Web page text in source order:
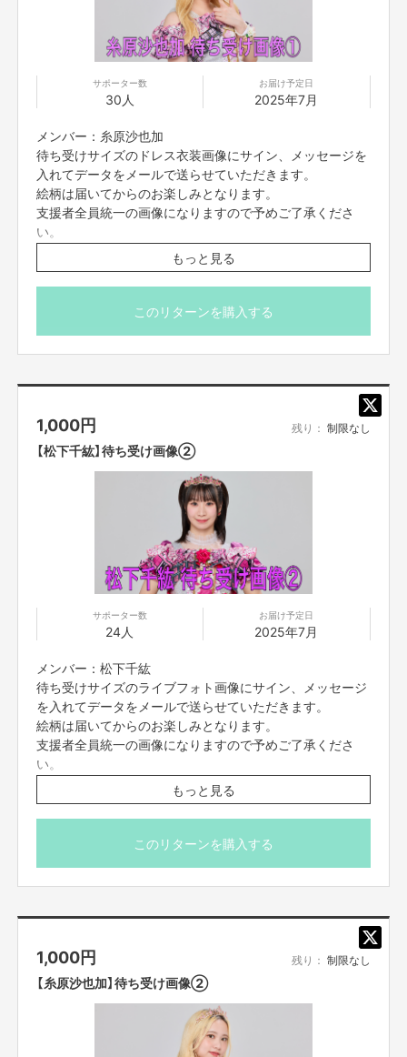
サポーター数
30人
お届け予定日
2025年7月
メンバー：糸原沙也加
待ち受けサイズのドレス衣装画像にサイン、メッセージを
入れてデータをメールで送らせていただきます。
絵柄は届いてからのお楽しみとなります。
支援者全員統一の画像になりますので予めご了承くださ
い。
※7/10(木)23:59締切
※プロジェクト本文の末尾に記載されている【ご支援にあた
ってのご注意事項】を必ずご一読ください。
もっと見る
このリターンを購入する
1,000円 残り： 制限なし
【松下千紘】待ち受け画像②
サポーター数
24人
お届け予定日
2025年7月
メンバー：松下千紘
待ち受けサイズのライブフォト画像にサイン、メッセージ
を入れてデータをメールで送らせていただきます。
絵柄は届いてからのお楽しみとなります。
支援者全員統一の画像になりますので予めご了承くださ
い。
※7/10(木)23:59締切
※プロジェクト本文の末尾に記載されている【ご支援にあた
ってのご注意事項】を必ずご一読ください
もっと見る
このリターンを購入する
1,000円 残り： 制限なし
【糸原沙也加】待ち受け画像②